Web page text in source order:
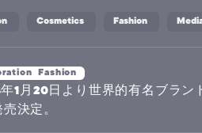
Cosmetics Fashion
Fashion
1月20日より世界的有名ブラン
決定。